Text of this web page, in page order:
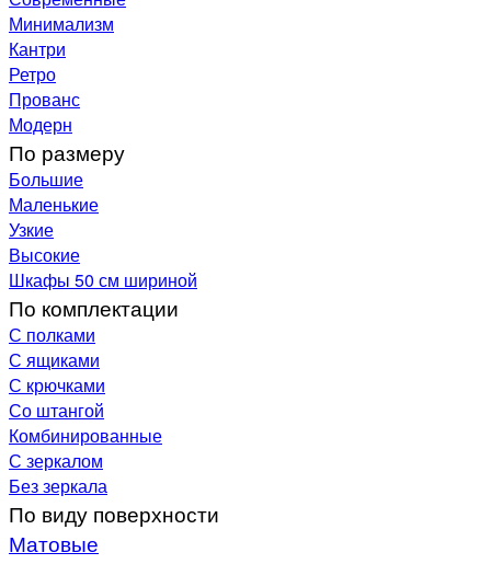
Минимализм
Кантри
Ретро
Прованс
Модерн
По размеру
Большие
Маленькие
Узкие
Высокие
Шкафы 50 см шириной
По комплектации
С полками
С ящиками
С крючками
Со штангой
Комбинированные
С зеркалом
Без зеркала
По виду поверхности
Матовые